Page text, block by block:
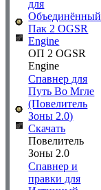
для
Объединённый
Пак 2 OGSR
Engine
ОП 2 OGSR
Engine
Спавнер для
Путь Во Мгле
(Повелитель
Зоны 2.0)
Скачать
Повелитель
Зоны 2.0
Спавнер и
правки для